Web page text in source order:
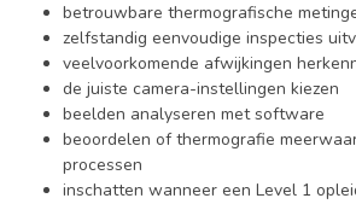
betrouwbare thermografische
zelfstandig eenvoudige inspecties
veelvoorkomende afwijkingen
de juiste camera-instellingen kiezen
beelden analyseren met software
beoordelen of thermografie
processen
inschatten wanneer een Level 1